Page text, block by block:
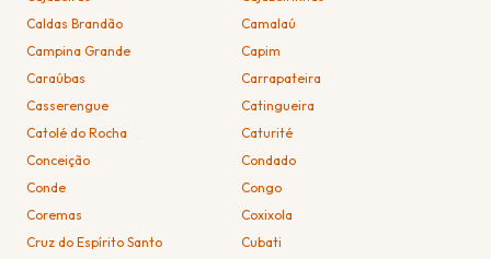
Caldas Brandão
Camalaú
Campina Grande
Capim
Caraúbas
Carrapateira
Casserengue
Catingueira
Catolé do Rocha
Caturité
Conceição
Condado
Conde
Congo
Coremas
Coxixola
Cruz do Espírito Santo
Cubati